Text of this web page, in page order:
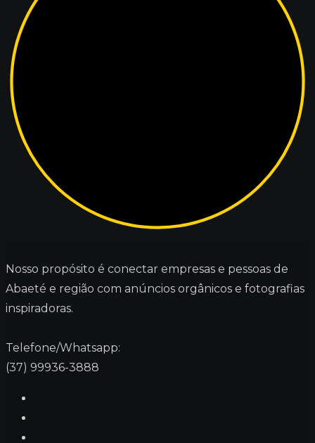
Nosso propósito é conectar empresas e pessoas de
Abaeté e região com anúncios orgânicos e fotografias
inspiradoras.
Telefone/Whatsapp:
(37) 99936-3888